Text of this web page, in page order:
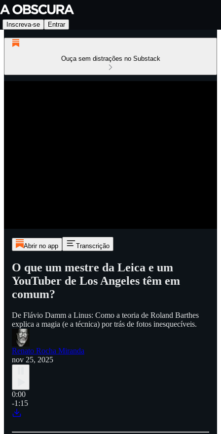
Inscreva-se Entrar
Ouça sem distrações no Substack
Abrir no app Transcrição
O que um mestre da Leica e um
YouTuber de Los Angeles têm em
comum?
De Flávio Damm a Linus: Como a teoria de Roland Barthes
explica a magia (e a técnica) por trás de fotos inesquecíveis.
Renato Rocha Miranda
nov 25, 2025
0:00
-1:15